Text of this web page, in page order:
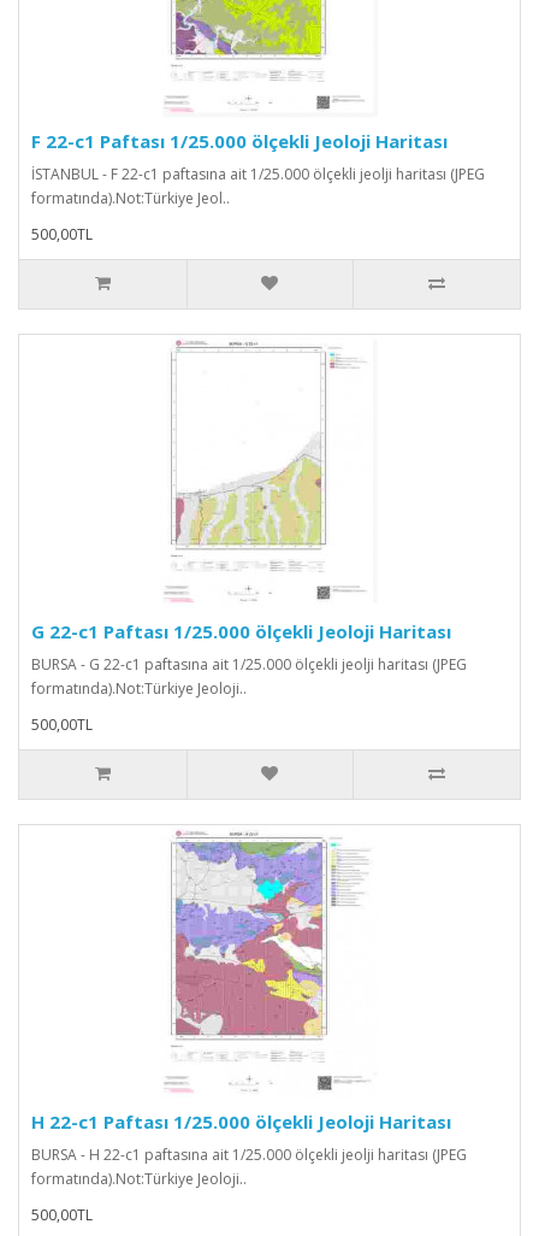
F 22-c1 Paftası 1/25.000 ölçekli Jeoloji Haritası
İSTANBUL - F 22-c1 paftasına ait 1/25.000 ölçekli jeolji haritası (JPEG
formatında).Not:Türkiye Jeol..
500,00TL
G 22-c1 Paftası 1/25.000 ölçekli Jeoloji Haritası
BURSA - G 22-c1 paftasına ait 1/25.000 ölçekli jeolji haritası (JPEG
formatında).Not:Türkiye Jeoloji..
500,00TL
H 22-c1 Paftası 1/25.000 ölçekli Jeoloji Haritası
BURSA - H 22-c1 paftasına ait 1/25.000 ölçekli jeolji haritası (JPEG
formatında).Not:Türkiye Jeoloji..
500,00TL